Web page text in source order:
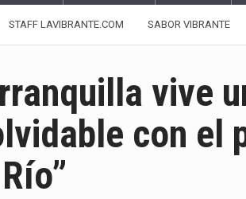
STAFF LAVIBRANTE.COM SABOR VIBRANTE
vive
con el